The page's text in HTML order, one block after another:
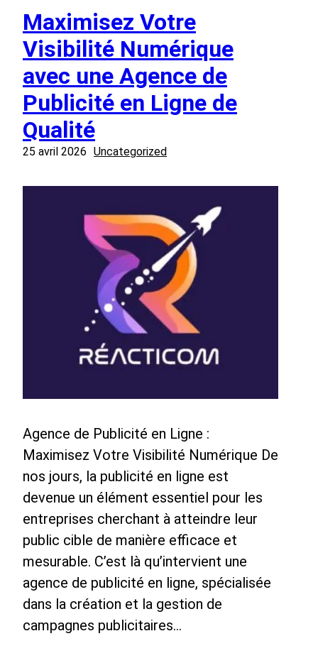
Maximisez Votre
Visibilité Numérique
avec une Agence de
Publicité en Ligne de
Qualité
25 avril 2026 Uncategorized
Agence de Publicité en Ligne :
Maximisez Votre Visibilité Numérique De
nos jours, la publicité en ligne est
devenue un élément essentiel pour les
entreprises cherchant à atteindre leur
public cible de manière efficace et
mesurable. C’est là qu’intervient une
agence de publicité en ligne, spécialisée
dans la création et la gestion de
campagnes publicitaires…